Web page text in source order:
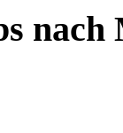
nach